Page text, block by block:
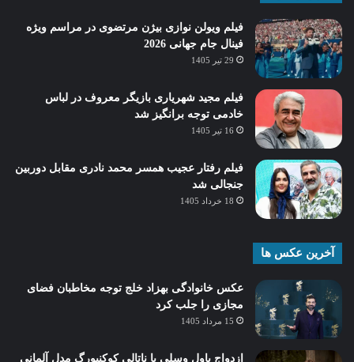
فیلم ویولن نوازی بیژن مرتضوی در مراسم ویژه
فینال جام جهانی 2026
29 تیر 1405
فیلم مجید شهریاری بازیگر معروف در لباس
خادمی توجه برانگیز شد
16 تیر 1405
فیلم رفتار عجیب همسر محمد نادری مقابل دوربین
جنجالی شد
18 خرداد 1405
آخرین عکس ها
عکس خانوادگی بهزاد خلج توجه مخاطبان فضای
مجازی را جلب کرد
15 مرداد 1405
ازدواج پاول وسلی با ناتالی کوکنبورگ مدل آلمانی